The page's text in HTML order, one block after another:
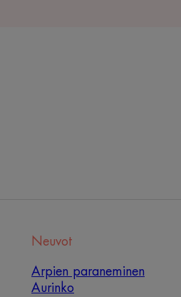
Neuvot
Arpien paraneminen
Aurinko